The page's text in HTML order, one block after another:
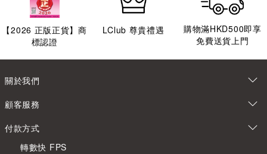
【2026 正版正貨】商
標認證
LClub 尊貴禮遇
購物滿HKD500即享
免費送貨上門
關於我們
顧客服務
付款方式
轉數快 FPS